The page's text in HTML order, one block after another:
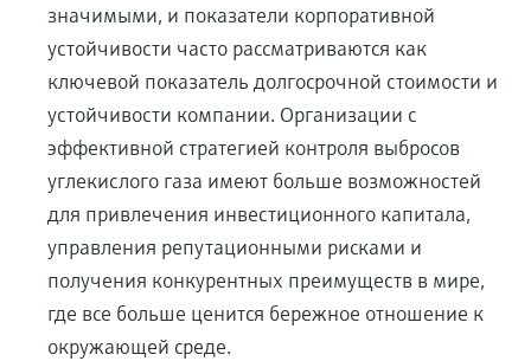
значимыми, и показатели корпоративной
устойчивости часто рассматриваются как
ключевой показатель долгосрочной стоимости и
устойчивости компании. Организации с
эффективной стратегией контроля выбросов
углекислого газа имеют больше возможностей
для привлечения инвестиционного капитала,
управления репутационными рисками и
получения конкурентных преимуществ в мире,
где все больше ценится бережное отношение к
окружающей среде.